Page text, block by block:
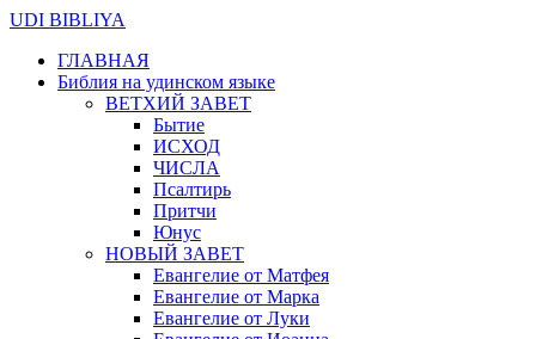
UDI BIBLIYA
ГЛАВНАЯ
Библия на удинском языке
ВЕТХИЙ ЗАВЕТ
Бытие
ИСХОД
ЧИСЛА
Псалтирь
Притчи
Юнус
НОВЫЙ ЗАВЕТ
Евангелие от Матфея
Евангелие от Марка
Евангелие от Луки